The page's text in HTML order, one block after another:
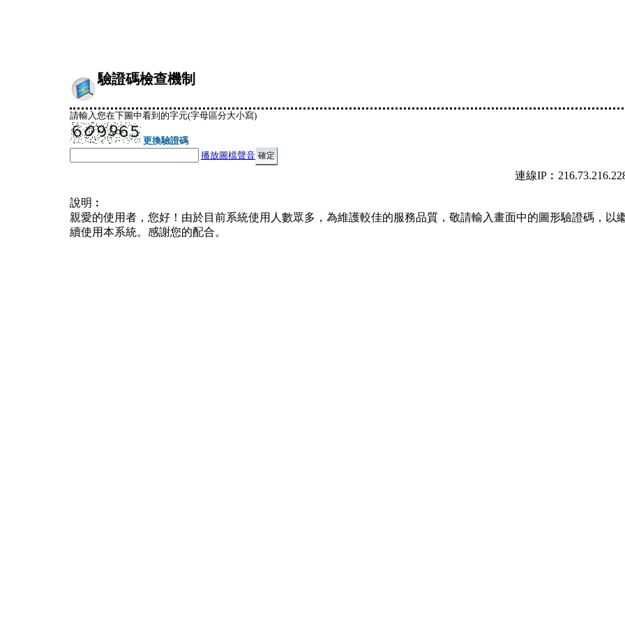
驗證碼檢查機制
請輸入您在下圖中看到的字元(字母區分大小寫)
更換驗證碼
播放圖檔聲音
連線
說明︰
親愛的使用者，您好！由於目前系統使用人數眾多，為維護較佳的服務品質，敬請輸入畫面中的圖形驗證碼，以
續使用本系統。感謝您的配合。